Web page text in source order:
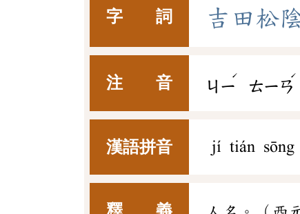
字 詞 吉 田松
注 音 ㄐㄧ
ˊ
ㄊㄧㄢ
ˊ
漢語拼音 jí tián